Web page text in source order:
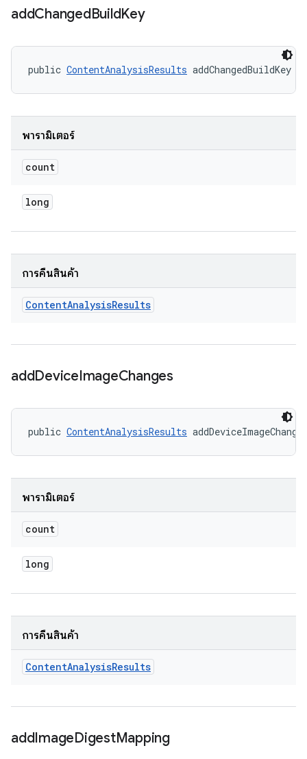
addChangedBuildKey
public ContentAnalysisResults addChangedBuildKey
พารามิเตอร์
count
long
การคืนสินค้า
ContentAnalysisResults
addDeviceImageChanges
public ContentAnalysisResults
พารามิเตอร์
count
long
การคืนสินค้า
ContentAnalysisResults
addImageDigestMapping